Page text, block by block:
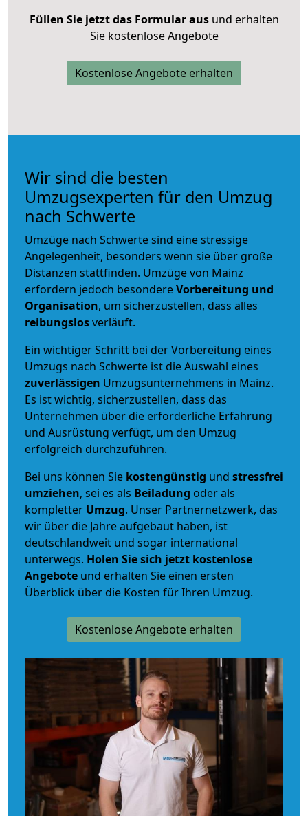
Füllen Sie jetzt das Formular ausund erhalten
Sie kostenlose Angebote
Kostenlose Angebote erhalten
Wir sind die besten
Umzugsexperten für den Umzug
nach Schwerte
Umzüge nach Schwerte sind eine stressige
Angelegenheit, besonders wenn sie über große
Distanzen stattfinden. Umzüge von Mainz
erfordern jedoch besondereVorbereitung und
Organisation, um sicherzustellen, dass alles
reibungslosverläuft.
Ein wichtiger Schritt bei der Vorbereitung eines
Umzugs nach Schwerte ist die Auswahl eines
zuverlässigen Umzugsunternehmens in Mainz.
Es ist wichtig, sicherzustellen, dass das
Unternehmen über die erforderliche Erfahrung
und Ausrüstung verfügt, um den Umzug
erfolgreich durchzuführen.
Bei uns können Sie kostengünstig und stressfrei
umziehen, sei es als Beiladung oder als
kompletter Umzug. Unser Partnernetzwerk, das
wir über die Jahre aufgebaut haben, ist
deutschlandweit und sogar international
unterwegs. Holen Sie sich jetzt kostenlose
Angebote und erhalten Sie einen ersten
Überblick über die Kosten für Ihren Umzug.
Kostenlose Angebote erhalten